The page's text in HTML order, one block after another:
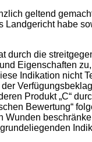
geltend
habe
die
Eigenschaften
Indikation nicht
Produkt „C“
Bewertung“